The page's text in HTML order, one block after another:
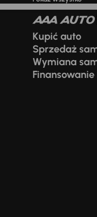
Kupić auto
Sprzedaż
Wymiana
Finansowanie